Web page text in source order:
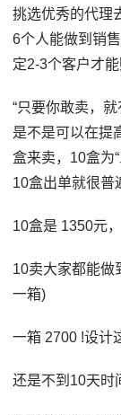
挑选优秀的代理
6个人能做到销
定2-3个客户才
“只要你敢卖，
是不是可以在提
盒来卖，10盒为
10盒出单就很普
10盒是 1350元
10卖大家都能做
一箱)
一箱 2700 !设计
还是不到10天时